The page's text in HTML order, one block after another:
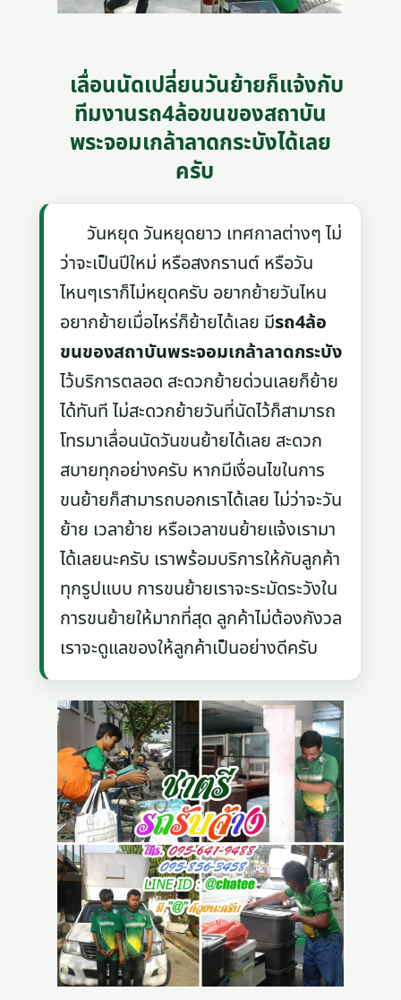
เลื่อนนัดเปลี่ยนวันย้ายก็แจ้งกับ
ทีมงานรถ4ล้อขนของสถาบัน
พระจอมเกล้าลาดกระบังได้เลย
ครับ
วันหยุด วันหยุดยาว เทศกาลต่างๆ ไม่
ว่าจะเป็นปีใหม่ หรือสงกรานต์ หรือวัน
ไหนๆเราก็ไม่หยุดครับ อยากย้ายวันไหน
อยากย้ายเมื่อไหร่ก็ย้ายได้เลย มีรถ4ล้อ
ขนของสถาบันพระจอมเกล้าลาดกระบัง
ไว้บริการตลอด สะดวกย้ายด่วนเลยก็ย้าย
ได้ทันที ไม่สะดวกย้ายวันที่นัดไว้ก็สามารถ
โทรมาเลื่อนนัดวันขนย้ายได้เลย สะดวก
สบายทุกอย่างครับ หากมีเงื่อนไขในการ
ขนย้ายก็สามารถบอกเราได้เลย ไม่ว่าจะวัน
ย้าย เวลาย้าย หรือเวลาขนย้ายแจ้งเรามา
ได้เลยนะครับ เราพร้อมบริการให้กับลูกค้า
ทุกรูปแบบ การขนย้ายเราจะระมัดระวังใน
การขนย้ายให้มากที่สุด ลูกค้าไม่ต้องกังวล
เราจะดูแลของให้ลูกค้าเป็นอย่างดีครับ